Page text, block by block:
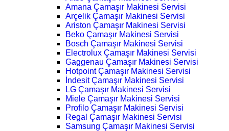
Amana Çamaşır Makinesi Servisi
Arçelik Çamaşır Makinesi Servisi
Ariston Çamaşır Makinesi Servisi
Beko Çamaşır Makinesi Servisi
Bosch Çamaşır Makinesi Servisi
Electrolux Çamaşır Makinesi Servisi
Gaggenau Çamaşır Makinesi Servisi
Hotpoint Çamaşır Makinesi Servisi
İndesit Çamaşır Makinesi Servisi
LG Çamaşır Makinesi Servisi
Miele Çamaşır Makinesi Servisi
Profilo Çamaşır Makinesi Servisi
Regal Çamaşır Makinesi Servisi
Samsung Çamaşır Makinesi Servisi